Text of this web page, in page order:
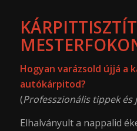
Hogyan varázsold újjá a
autókárpitod?
(Professzionális tippek
Elhalványult a nappalid